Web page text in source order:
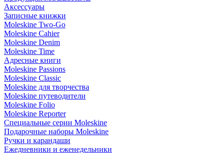
Аксессуары
Записные книжки
Moleskine Two-Go
Moleskine Cahier
Moleskine Denim
Moleskine Time
Адресные книги
Moleskine Passions
Moleskine Classic
Moleskine для творчества
Moleskine путеводители
Moleskine Folio
Moleskine Reporter
Специальные серии Moleskine
Подарочные наборы Moleskine
Ручки и карандаши
Ежедневники и еженедельники